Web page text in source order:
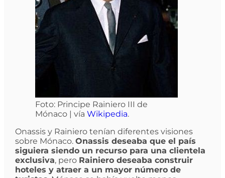
Foto: Principe Rainiero III de
Mónaco | vía Wikipedia.
Onassis y Rainiero tenían diferentes visiones
sobre Mónaco. Onassis deseaba que el país
siguiera siendo un recurso para una clientela
exclusiva, pero Rainiero deseaba construir
hoteles y atraer a un mayor número de